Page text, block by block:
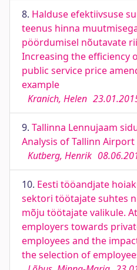
8. Halduse efektiivsuse
teenus hinna
pöördumisel nõutavate
Increasing the efficiency
public service price
example
Kranich, Helen
9. Tallinna Lennujaam
Analysis of Tallinn
Kutberg, Henrik
10. Eesti tööandjate
sektori töötajate suhtes
mõju töötajate valikule.
employers towards
employees and the
the selection of